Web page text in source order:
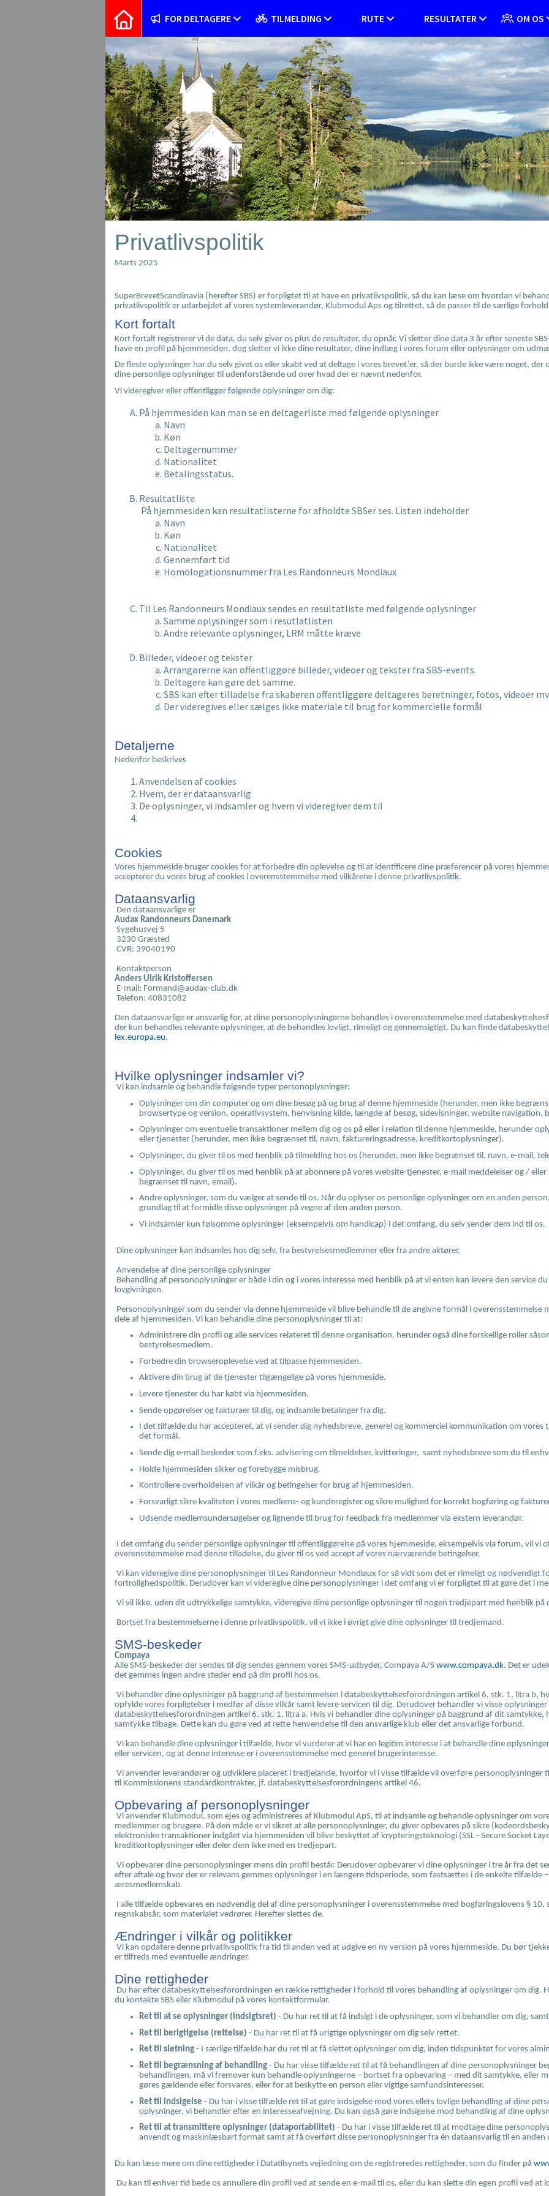
FOR DELTAGERE TILMELDING RUTE RESULTATER OM OS
Privatlivspolitik
Marts 2025
SuperBrevetScandinavia (herefter SBS) er forpligtet til at have en privatlivspolitik, så du kan læse om hvordan vi
privatlivspolitik er udarbejdet af vores systemleverandør, Klubmodul Aps og tilrettet, så de passer til de særlige forhold
Kort fortalt
Kort fortalt registrerer vi de data, du selv giver os plus de resultater, du opnår. Vi sletter dine data 3 år efter seneste
have en profil på hjemmesiden, dog sletter vi ikke dine resultater, dine indlæg i vores forum eller oplysninger om
De fleste oplysninger har du selv givet os eller skabt ved at deltage i vores brevet’er, så der burde ikke være noget,
dine personlige oplysninger til udenforstående ud over hvad der er nævnt nedenfor.
Vi videregiver eller offentliggør følgende oplysninger om dig:
På hjemmesiden kan man se en deltagerliste med følgende oplysninger
Navn
Køn
Deltagernummer
Nationalitet
Betalingsstatus.
Resultatliste
På hjemmesiden kan resultatlisterne for afholdte SBSer ses. Listen indeholder
Navn
Køn
Nationalitet
Gennemført tid
Homologationsnummer fra Les Randonneurs Mondiaux
Til Les Randonneurs Mondiaux sendes en resultatliste med følgende oplysninger
Samme oplysninger som i resutlatlisten
Andre relevante oplysninger, LRM måtte kræve
Billeder, videoer og tekster
Arrangørerne kan offentliggøre billeder, videoer og tekster fra SBS-events.
Deltagere kan gøre det samme.
SBS kan efter tilladelse fra skaberen offentliggøre deltageres beretninger, fotos, videoer
Der videregives eller sælges ikke materiale til brug for kommercielle formål
Detaljerne
Nedenfor beskrives
Anvendelsen af cookies
Hvem, der er dataansvarlig
De oplysninger, vi indsamler og hvem vi videregiver dem til
Cookies
Vores hjemmeside bruger cookies for at forbedre din oplevelse og til at identificere dine præferencer på vores
accepterer du vores brug af cookies i overensstemmelse med vilkårene i denne privatlivspolitik.
Dataansvarlig
Den dataansvarlige er
Audax Randonneurs Danemark
Sygehusvej 5
3230 Græsted
CVR: 39040190
Kontaktperson
Anders Ulrik Kristoffersen
E-mail: Formand@audax-club.dk
Telefon: 40831082
Den dataansvarlige er ansvarlig for, at dine personoplysningerne behandles i overensstemmelse med
der kun behandles relevante oplysninger, at de behandles lovligt, rimeligt og gennemsigtigt. Du kan finde
lex.europa.eu.
Hvilke oplysninger indsamler vi?
Vi kan indsamle og behandle følgende typer personoplysninger:
Oplysninger om din computer og om dine besøg på og brug af denne hjemmeside (herunder, men ikke
browsertype og version, operativsystem, henvisning kilde, længde af besøg, sidevisninger, website navigation,
Oplysninger om eventuelle transaktioner mellem dig og os på eller i relation til denne hjemmeside, herunder
eller tjenester (herunder, men ikke begrænset til, navn, faktureringsadresse, kreditkortoplysninger).
Oplysninger, du giver til os med henblik på tilmelding hos os (herunder, men ikke begrænset til, navn, e-mail,
Oplysninger, du giver til os med henblik på at abonnere på vores website-tjenester, e-mail meddelelser og /
begrænset til navn, email).
Andre oplysninger, som du vælger at sende til os. Når du oplyser os personlige oplysninger om en anden
grundlag til at formidle disse oplysninger på vegne af den anden person.
Vi indsamler kun følsomme oplysninger (eksempelvis om handicap) i det omfang, du selv sender dem ind til os.
Dine oplysninger kan indsamles hos dig selv, fra bestyrelsesmedlemmer eller fra andre aktører.
Anvendelse af dine personlige oplysninger
Behandling af personoplysninger er både i din og i vores interesse med henblik på at vi enten kan levere den service
lovgivningen.
Personoplysninger som du sender via denne hjemmeside vil blive behandle til de angivne formål i overensstemmelse
dele af hjemmesiden. Vi kan behandle dine personoplysninger til at:
Administrere din profil og alle services relateret til denne organisation, herunder også dine forskellige roller
bestyrelsesmedlem.
Forbedre din browseroplevelse ved at tilpasse hjemmesiden.
Aktivere din brug af de tjenester tilgængelige på vores hjemmeside.
Levere tjenester du har købt via hjemmesiden.
Sende opgørelser og fakturaer til dig, og indsamle betalinger fra dig.
I det tilfælde du har accepteret, at vi sender dig nyhedsbreve, generel og kommerciel kommunikation om vores
det formål.
Sende dig e-mail beskeder som f.eks. advisering om tilmeldelser, kvitteringer, samt nyhedsbreve som du til
Holde hjemmesiden sikker og forebygge misbrug.
Kontrollere overholdelsen af vilkår og betingelser for brug af hjemmesiden.
Forsvarligt sikre kvaliteten i vores medlems- og kunderegister og sikre mulighed for korrekt bogføring og
Udsende medlemsundersøgelser og lignende til brug for feedback fra medlemmer via ekstern leverandør.
I det omfang du sender personlige oplysninger til offentliggørelse på vores hjemmeside, eksempelvis via forum, vil vi
overensstemmelse med denne tilladelse, du giver til os ved accept af vores nærværende betingelser.
Vi kan videregive dine personoplysninger til Les Randonneur Mondiaux for så vidt som det er rimeligt og nødvendigt
fortrolighedspolitik. Derudover kan vi videregive dine personoplysninger i det omfang vi er forpligtet til at gøre det i
Vi vil ikke, uden dit udtrykkelige samtykke, videregive dine personlige oplysninger til nogen tredjepart med henblik
Bortset fra bestemmelserne i denne privatlivspolitik, vil vi ikke i øvrigt give dine oplysninger til tredjemand.
SMS-beskeder
Compaya
Alle SMS-beskeder der sendes til dig sendes gennem vores SMS-udbyder, Compaya A/S www.compaya.dk. Det er
det gemmes ingen andre steder end på din profil hos os.
Vi behandler dine oplysninger på baggrund af bestemmelsen i databeskyttelsesforordningen artikel 6, stk. 1, litra b,
opfylde vores forpligtelser i medfør af disse vilkår samt levere servicen til dig. Derudover behandler vi visse
databeskyttelsesforordningen artikel 6, stk. 1, litra a. Hvis vi behandler dine oplysninger på baggrund af dit
samtykke tilbage. Dette kan du gøre ved at rette henvendelse til den ansvarlige klub eller det ansvarlige forbund.
Vi kan behandle dine oplysninger i tilfælde, hvor vi vurderer at vi har en legitim interesse i at behandle dine
eller servicen, og at denne interesse er i overensstemmelse med generel brugerinteresse.
Vi anvender leverandører og udviklere placeret i tredjelande, hvorfor vi i visse tilfælde vil overføre personoplysninger
til Kommissionens standardkontrakter, jf. databeskyttelsesforordningens artikel 46.
Opbevaring af personoplysninger
Vi anvender Klubmodul, som ejes og administreres af Klubmodul ApS, til at indsamle og behandle oplysninger om
medlemmer og brugere. På den måde er vi sikret at alle personoplysninger, du giver opbevares på sikre
elektroniske transaktioner indgået via hjemmesiden vil blive beskyttet af krypteringsteknologi (SSL - Secure Socket
kreditkortoplysninger eller deler dem ikke med en tredjepart.
Vi opbevarer dine personoplysninger mens din profil består. Derudover opbevarer vi dine oplysninger i tre år fra det
efter aftale og hvor der er relevans gemmes oplysninger i en længere tidsperiode, som fastsættes i de enkelte tilfælde
æresmedlemskab.
I alle tilfælde opbevares en nødvendig del af dine personoplysninger i overensstemmelse med bogføringslovens § 10,
regnskabsår, som materialet vedrører. Herefter slettes de.
Ændringer i vilkår og politikker
Vi kan opdatere denne privatlivspolitik fra tid til anden ved at udgive en ny version på vores hjemmeside. Du bør
er tilfreds med eventuelle ændringer.
Dine rettigheder
Du har efter databeskyttelsesforordningen en række rettigheder i forhold til vores behandling af oplysninger om dig.
du kontakte SBS eller Klubmodul på vores kontaktformular.
Ret til at se oplysninger (indsigtsret) - Du har ret til at få indsigt i de oplysninger, som vi behandler om dig,
Ret til berigtigelse (rettelse) - Du har ret til at få urigtige oplysninger om dig selv rettet.
Ret til sletning - I særlige tilfælde har du ret til at få slettet oplysninger om dig, inden tidspunktet for vores
Ret til begrænsning af behandling - Du har visse tilfælde ret til at få behandlingen af dine personoplysninger
behandlingen, må vi fremover kun behandle oplysningerne – bortset fra opbevaring – med dit samtykke, eller
gøres gældende eller forsvares, eller for at beskytte en person eller vigtige samfundsinteresser.
Ret til indsigelse - Du har i visse tilfælde ret til at gøre indsigelse mod vores ellers lovlige behandling af dine
oplysninger, vi behandler efter en interesseafvejning. Du kan også gøre indsigelse mod behandling af dine
Ret til at transmittere oplysninger (dataportabilitet) - Du har i visse tilfælde ret til at modtage dine
anvendt og maskinlæsbart format samt at få overført disse personoplysninger fra én dataansvarlig til en anden
Du kan læse mere om dine rettigheder i Datatilsynets vejledning om de registreredes rettigheder, som du finder på
Du kan til enhver tid bede os annullere din profil ved at sende en e-mail til os, eller du kan slette din egen profil ved at